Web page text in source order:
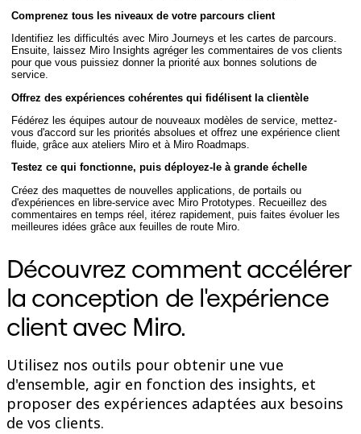
Spécialisé
Création de roadmaps
Cartographie des processus
Conception technique et documentation
Cartographie du parcours client
Synthèse de recherche
Ateliers de design
Planification et livraison
Planification des objectifs
Conception organisationnelle
Solutions
Par segment d’activité
Grandes entreprises
Petites entreprises
Numérique
Services professionnels
Industrie manufacturière
Commerce de détail
Services financiers
Pharmaceutique et sciences de la vie
Gestion de produit
Conception et UX
Ingénierie
Leadership produit et opérations
Opérations
Comprenez tous les niveaux de votre parcours client
Identifiez les difficultés avec Miro Journeys et les cartes de parcours.
Ensuite, laissez Miro Insights agréger les commentaires de vos clients
pour que vous puissiez donner la priorité aux bonnes solutions de
service.
Offrez des expériences cohérentes qui fidélisent la clientèle
Fédérez les équipes autour de nouveaux modèles de service, mettez-
vous d'accord sur les priorités absolues et offrez une expérience client
fluide, grâce aux ateliers Miro et à Miro Roadmaps.
Testez ce qui fonctionne, puis déployez-le à grande échelle
Créez des maquettes de nouvelles applications, de portails ou
d'expériences en libre-service avec Miro Prototypes. Recueillez des
commentaires en temps réel, itérez rapidement, puis faites évoluer les
meilleures idées grâce aux feuilles de route Miro.
Découvrez comment accélérer
la conception de l'expérience
client avec Miro.
Utilisez nos outils pour obtenir une vue
d'ensemble, agir en fonction des insights, et
proposer des expériences adaptées aux besoins
de vos clients.